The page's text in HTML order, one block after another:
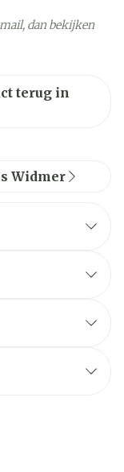
terug in
dan bekijken
Widmer